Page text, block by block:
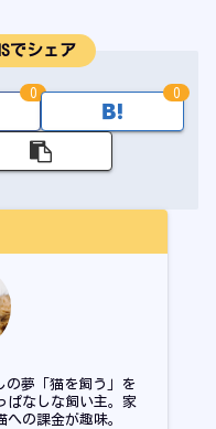
でシェア
0 0
の夢「猫を飼う」を
ぱなしな飼い主。家
の課金が趣味。